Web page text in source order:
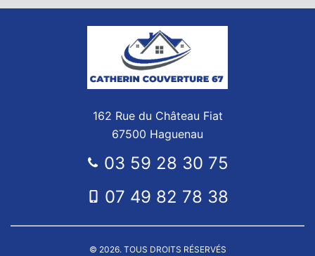
162 Rue du Château Fiat
67500 Haguenau
03 59 28 30 75
07 49 82 78 38
© 2026. TOUS DROITS RÉSERVÉS